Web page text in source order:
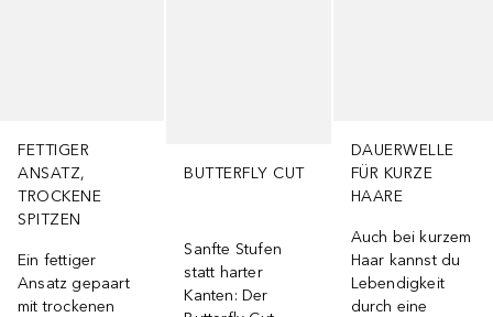
FETTIGER
ANSATZ,
TROCKENE
SPITZEN
Ein fettiger
Ansatz gepaart
mit trockenen
BUTTERFLY CUT
Sanfte Stufen
statt harter
Kanten: Der
DAUERWELLE
FÜR KURZE
HAARE
Auch bei kurzem
Haar kannst du
Lebendigkeit
durch eine